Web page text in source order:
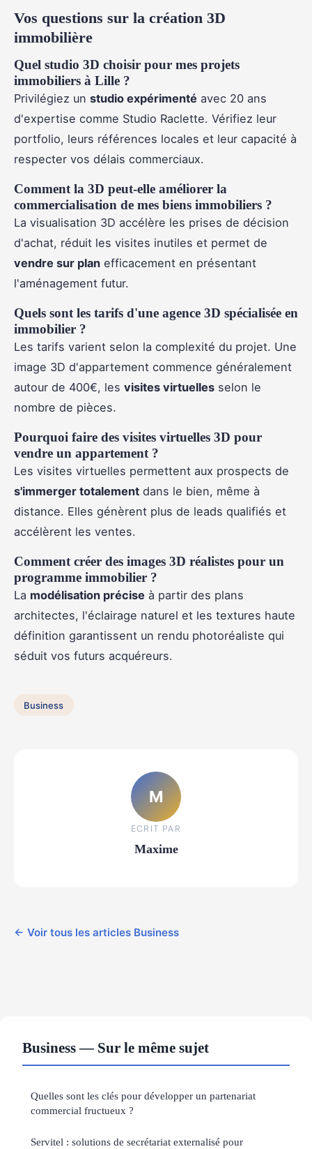
Vos questions sur la création 3D
immobilière
Quel studio 3D choisir pour mes projets
immobiliers à Lille ?
Privilégiez un studio expérimenté avec 20 ans
d'expertise comme Studio Raclette. Vérifiez leur
portfolio, leurs références locales et leur capacité à
respecter vos délais commerciaux.
Comment la 3D peut-elle améliorer la
commercialisation de mes biens immobiliers ?
La visualisation 3D accélère les prises de décision
d'achat, réduit les visites inutiles et permet de
vendre sur plan efficacement en présentant
l'aménagement futur.
Quels sont les tarifs d'une agence 3D spécialisée en
immobilier ?
Les tarifs varient selon la complexité du projet. Une
image 3D d'appartement commence généralement
autour de 400€, les visites virtuelles selon le
nombre de pièces.
Pourquoi faire des visites virtuelles 3D pour
vendre un appartement ?
Les visites virtuelles permettent aux prospects de
s'immerger totalement dans le bien, même à
distance. Elles génèrent plus de leads qualifiés et
accélèrent les ventes.
Comment créer des images 3D réalistes pour un
programme immobilier ?
La modélisation précise à partir des plans
architectes, l'éclairage naturel et les textures haute
définition garantissent un rendu photoréaliste qui
séduit vos futurs acquéreurs.
Business
M
ECRIT PAR
Maxime
← Voir tous les articles Business
Business — Sur le même sujet
Quelles sont les clés pour développer un partenariat
commercial fructueux ?
Servitel : solutions de secrétariat externalisé pour